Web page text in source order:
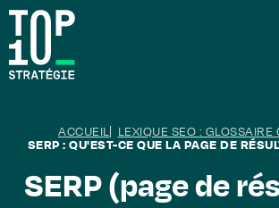
ACCUEIL
LEXIQUE SEO : GLOSSAIRE
SERP : QU'EST-CE QUE LA PAGE DE
SERP (page de